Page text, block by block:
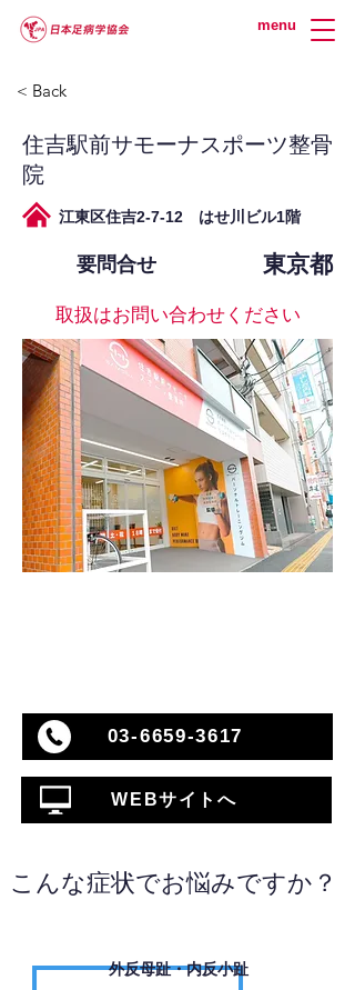
menu
< Back
住吉駅前サモーナスポーツ整骨
院
江東区住吉2-7-12 はせ川ビル1階
要問合せ 東京都
取扱はお問い合わせください
03-6659-3617
WEBサイトへ
こんな症状でお悩みですか？
外反母趾・内反小趾